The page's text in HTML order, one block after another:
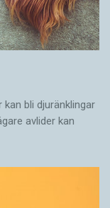
bli djuränklingar
avlider kan